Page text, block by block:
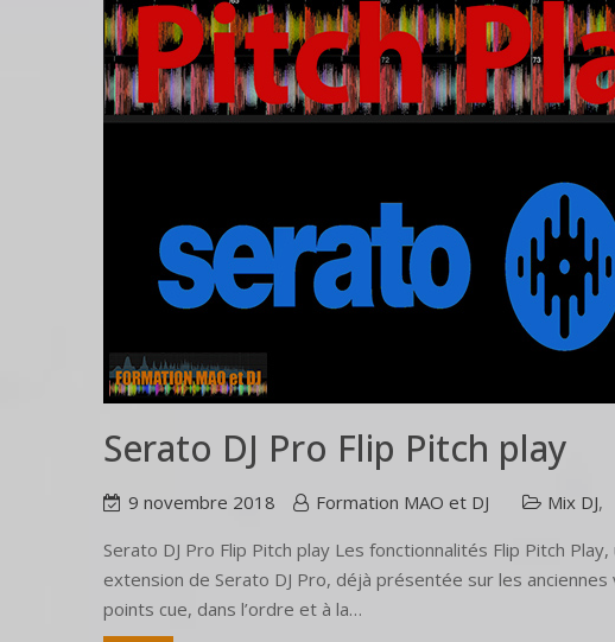
Serato DJ Pro Flip Pitch play
9 novembre 2018 Formation MAO et DJ Mix DJ,
Serato DJ Pro Flip Pitch play Les fonctionnalités Flip Pitch
extension de Serato DJ Pro, déjà présentée sur les
points cue, dans l’ordre et à la…